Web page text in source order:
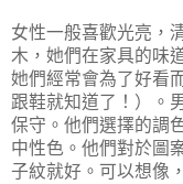
女性一般喜歡光亮，
木，她們在家具的味
她們經常會為了好看
跟鞋就知道了！）。
保守。他們選擇的調
中性色。他們對於圖
子紋就好。可以想像